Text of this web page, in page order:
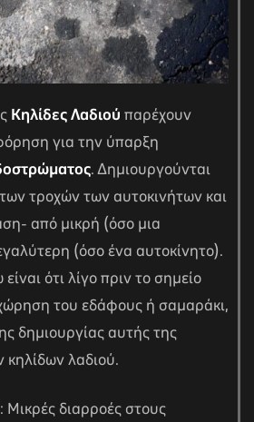
Κηλίδες Λαδιού παρέχουν
για την ύπαρξη
. Δημιουργούνται
τροχών των αυτοκινήτων και
από μικρή (όσο μια
(όσο ένα αυτοκίνητο).
ότι λίγο πριν το σημείο
του εδάφους ή σαμαράκι,
δημιουργίας αυτής της
λαδιού.
διαρροές στους